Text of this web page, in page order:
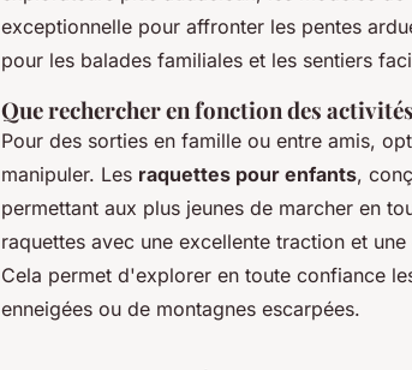
exceptionnelle pour affronter les pentes
pour les balades familiales et les sentiers
Que rechercher en fonction des
Pour des sorties en famille ou entre amis,
manipuler. Les raquettes pour enfants,
permettant aux plus jeunes de marcher en
raquettes avec une excellente traction et
Cela permet d'explorer en toute confiance
enneigées ou de montagnes escarpées.